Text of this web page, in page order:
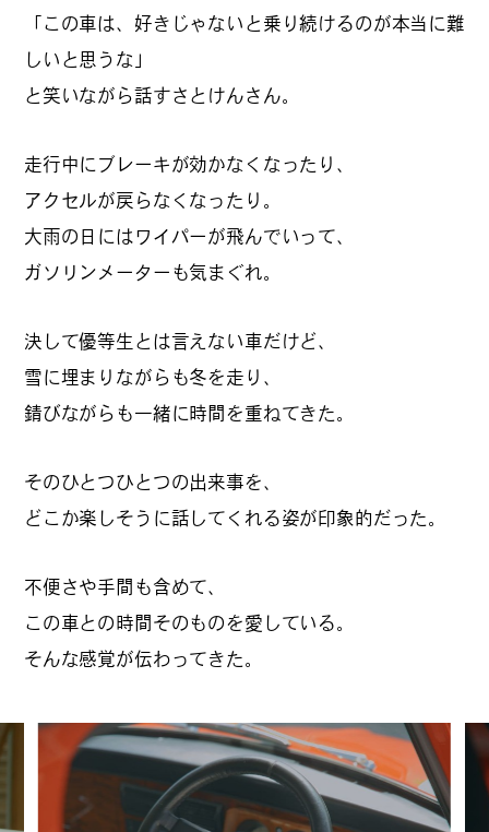
#職人の手仕事に触れる
#書店巡り
#やっぱり○○が好き
#イベント
#ランチ
#カフェ
「この車は、好きじゃないと乗り続けるのが本当に難
しいと思うな」
と笑いながら話すさとけんさん。
走行中にブレーキが効かなくなったり、
アクセルが戻らなくなったり。
大雨の日にはワイパーが飛んでいって、
ガソリンメーターも気まぐれ。
決して優等生とは言えない車だけど、
雪に埋まりながらも冬を走り、
錆びながらも一緒に時間を重ねてきた。
そのひとつひとつの出来事を、
どこか楽しそうに話してくれる姿が印象的だった。
不便さや手間も含めて、
この車との時間そのものを愛している。
そんな感覚が伝わってきた。